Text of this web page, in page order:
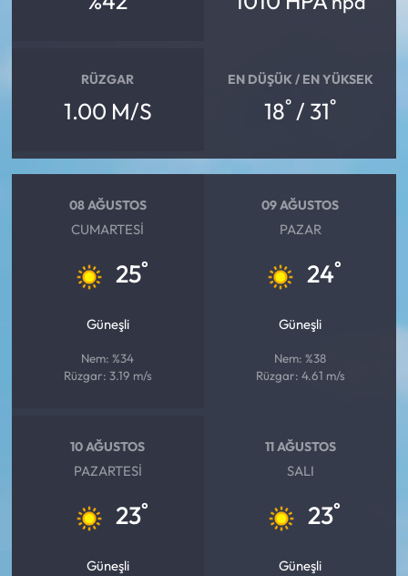
RÜZGAR
1.00 M/S
EN DÜŞÜK / EN YÜKSEK
18° / 31°
08 AĞUSTOS
CUMARTESI
25°
Güneşli
Nem: %34
Rüzgar: 3.19 m/s
09 AĞUSTOS
PAZAR
24°
Güneşli
Nem: %38
Rüzgar: 4.61 m/s
10 AĞUSTOS
PAZARTESI
23°
Güneşli
11 AĞUSTOS
SALI
23°
Güneşli